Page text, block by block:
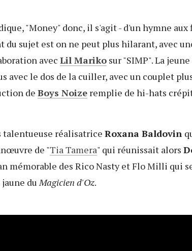
"Money" donc, il s'agit - d'un hymne
du sujet est on ne peut plus hilarant, avec
avec Lil Marikosur "SIMP". La
avec le dos de la cuiller, avec un couplet
de Boys Noizeremplie de hi-hats
talentueuse réalisatrice Roxana Baldovin
de "Tia Tamera" qui réunissait alors
mémorable des Rico Nasty et Flo Milli qui
duMagicien d'Oz.